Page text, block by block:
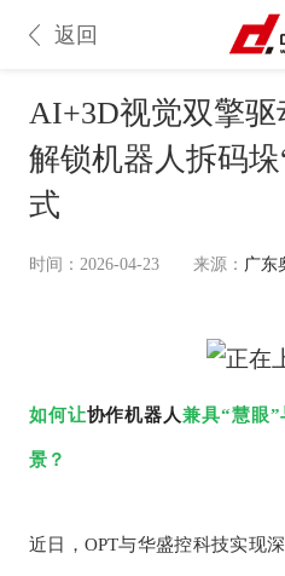
返回
AI+3D视觉双擎驱
解锁机器人拆码
式
时间：2026-04-23 来源： 广东
如何让协作机器人兼具“慧眼”
景？
近日， OPT与华盛控科技实现